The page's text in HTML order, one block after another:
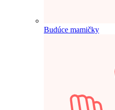
Budúce mamičky